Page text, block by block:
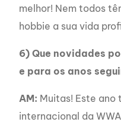
melhor! Nem todos
hobbie a sua vida
6) Que novidades
e para os anos
AM: Muitas! Este ano
internacional da